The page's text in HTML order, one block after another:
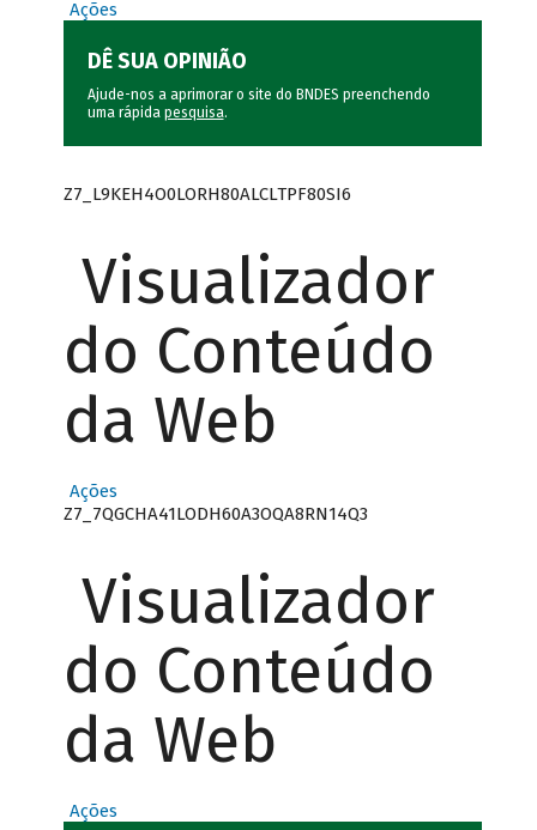
Ações
DÊ SUA OPINIÃO
Ajude-nos a aprimorar o site do BNDES preenchendo
uma rápida pesquisa.
Z7_L9KEH4O0LORH80ALCLTPF80SI6
Visualizador
do Conteúdo
da Web
Ações
Z7_7QGCHA41LODH60A3OQA8RN14Q3
Visualizador
do Conteúdo
da Web
Ações